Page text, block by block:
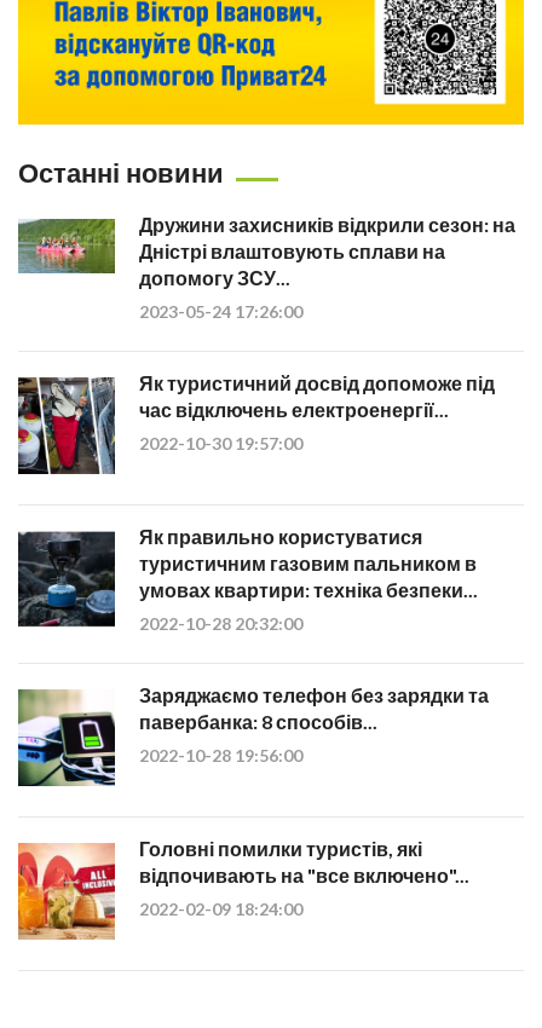
Останні новини
Дружини захисників відкрили сезон: на
Дністрі влаштовують сплави на
допомогу ЗСУ...
2023-05-24 17:26:00
Як туристичний досвід допоможе під
час відключень електроенергії...
2022-10-30 19:57:00
Як правильно користуватися
туристичним газовим пальником в
умовах квартири: техніка безпеки...
2022-10-28 20:32:00
Заряджаємо телефон без зарядки та
павербанка: 8 способів...
2022-10-28 19:56:00
Головні помилки туристів, які
відпочивають на "все включено"...
2022-02-09 18:24:00